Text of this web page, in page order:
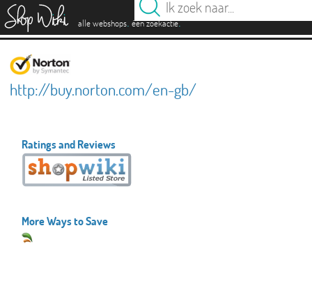
alle webshops. één zoekactie.
http://buy.norton.com/en-gb/
Ratings and Reviews
More Ways to Save